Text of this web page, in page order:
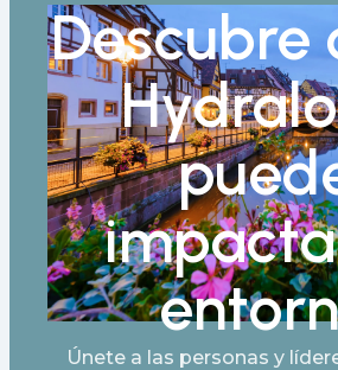
Descubre
Únete a las personas y